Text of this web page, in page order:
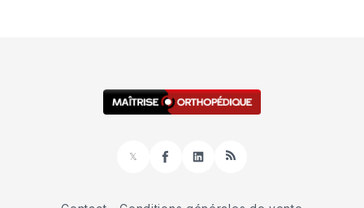
𝕏
FacebookLinkedInRSS